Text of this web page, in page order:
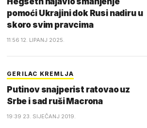
pomoći Ukrajini dok Rusi nadiru u
skoro svim pravcima
11:56 12. LIPANJ 2025.
GERILAC KREMLJA
Putinov snajperist ratovao uz
Srbe i sad ruši Macrona
19:39 23. SIJEČANJ 2019.